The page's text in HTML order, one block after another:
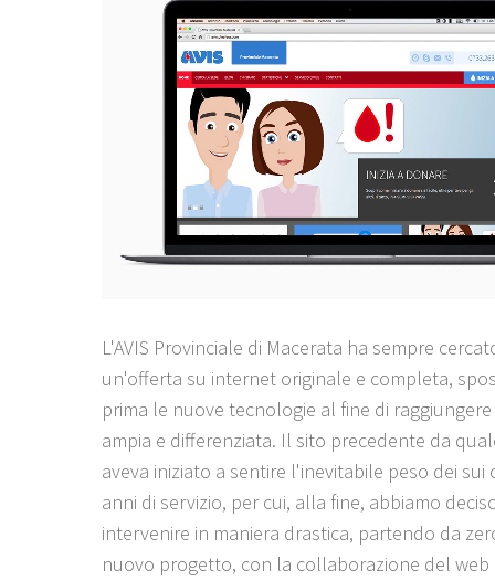
L'AVIS Provinciale di Macerata ha sempre
un'offerta su internet originale e completa,
prima le nuove tecnologie al fine di
ampia e differenziata. Il sito precedente da
aveva iniziato a sentire l'inevitabile peso dei sui
anni di servizio, per cui, alla fine, abbiamo
intervenire in maniera drastica, partendo da
nuovo progetto, con la collaborazione del web